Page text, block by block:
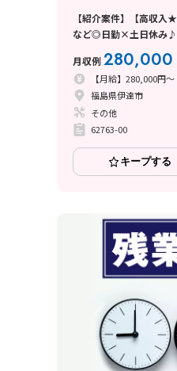
【紹介案件】【高収
など◎日勤×土日休み♪
月収例280,000
【月給】280,000円～
福島県伊達市
その他
62763-00
キープする